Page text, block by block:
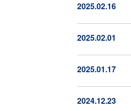
2025.02.16
2025.02.01
2025.01.17
2024.12.23